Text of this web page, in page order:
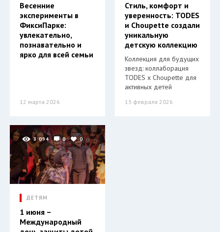
Весенние
эксперименты в
ФиксиПарке:
увлекательно,
познавательно и
ярко для всей семьи
12 марта 2026
Стиль, комфорт и
уверенность: TODES
и Choupette создали
уникальную
детскую коллекцию
Коллекция для будущих
звезд: коллаборация
TODES x Choupette для
активных детей
13 февраля 2026
3 094 0 0
ДЕТЯМ
1 июня –
Международный